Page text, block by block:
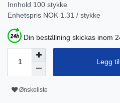
Innhold 100 stykke
Enhetspris NOK 1.31 / stykke
Din beställning skickas inom
Legg
Ønskeliste